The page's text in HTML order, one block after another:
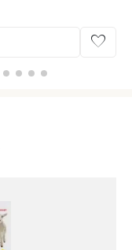
favorite